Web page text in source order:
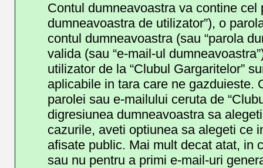
Contul dumneavoastra va contine
dumneavoastra de utilizator”), o
contul dumneavoastra (sau “parola
valida (sau “e-mail-ul
utilizator de la “Clubul Gargaritelor”
aplicabile in tara care ne gazduieste.
parolei sau e-mailului ceruta de
digresiunea dumneavoastra sa
cazurile, aveti optiunea sa alegeti ce
afisate public. Mai mult decat atat, in
sau nu pentru a primi e-mail-uri